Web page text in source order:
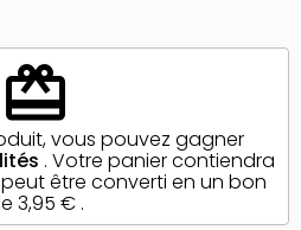
redeem
vous pouvez gagner
. Votre panier contiendra
être converti en un bon
3,95 €.